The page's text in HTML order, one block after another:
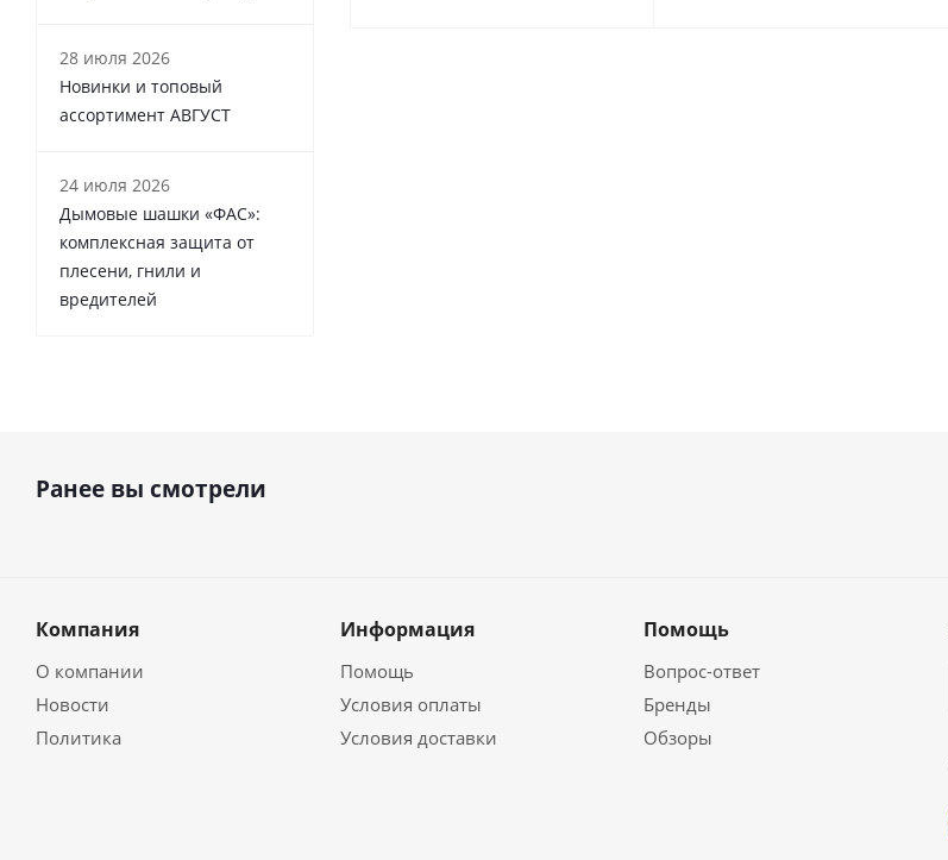
28 июля 2026
Новинки и топовый
ассортимент АВГУСТ
24 июля 2026
Дымовые шашки «ФАС»:
комплексная защита от
плесени, гнили и
вредителей
Ранее вы смотрели
Компания
О компании
Новости
Политика
Информация
Помощь
Условия оплаты
Условия доставки
Помощь
Вопрос-ответ
Бренды
Обзоры